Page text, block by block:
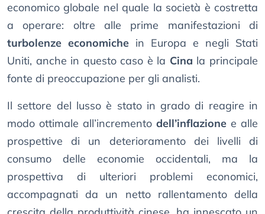
economico globale nel quale la società è costretta
a operare: oltre alle prime manifestazioni di
turbolenze economiche in Europa e negli Stati
Uniti, anche in questo caso è la Cina la principale
fonte di preoccupazione per gli analisti.
Il settore del lusso è stato in grado di reagire in
modo ottimale all’incremento dell’inflazione e alle
prospettive di un deterioramento dei livelli di
consumo delle economie occidentali, ma la
prospettiva di ulteriori problemi economici,
accompagnati da un netto rallentamento della